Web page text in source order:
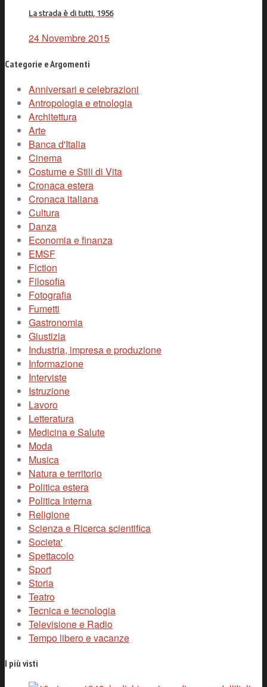
La strada è di tutti, 1956
24 Novembre 2015
Categorie e Argomenti
Anniversari e celebrazioni
Antropologia e etnologia
Architettura
Arte
Banca d'Italia
Cinema
Costume e Stili di Vita
Cronaca estera
Cronaca italiana
Cultura
Danza
Economia e finanza
EMSF
Fiction
Filosofia
Fotografia
Fumetti
Gastronomia
Giustizia
Industria, impresa e produzione
Informazione
Interviste
Istruzione
Lavoro
Letteratura
Medicina e Salute
Moda
Musica
Natura e territorio
Politica estera
Politica Interna
Religione
Scienza e Ricerca scientifica
Societa'
Spettacolo
Sport
Storia
Teatro
Tecnica e tecnologia
Televisione e Radio
Tempo libero e vacanze
I più visti